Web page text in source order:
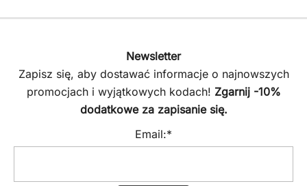
Newsletter
Zapisz się, aby dostawać informacje o najnowszych
promocjach i wyjątkowych kodach! Zgarnij -10%
dodatkowe za zapisanie się.
Email:*